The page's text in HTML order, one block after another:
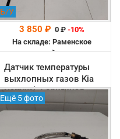
Б/У
3 850 ₽ 0 ₽ -10%
На складе: Раменское
-->
Датчик температуры
выхлопных газов Kia
Carnival 3 оригинал
2014-2021
(392202F900)
Ещё 5 фото